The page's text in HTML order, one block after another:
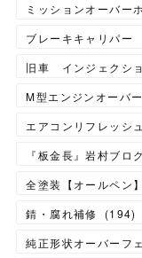
ミッションオーバー
ブレーキキャリパー
旧車 インジェクシ
M型エンジンオーバ
エアコンリフレッシ
『板金長』岩村ブロ
全塗装【オールペン】
錆・腐れ補修
(194)
純正形状オーバーフ